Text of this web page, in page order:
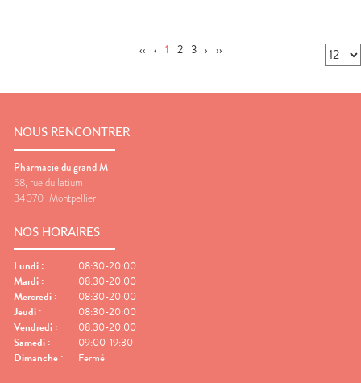
‹‹ ‹ 1 2 3 › ››
NOUS RENCONTRER
Pharmacie du grand M
58, rue du latium
34070 Montpellier
NOS HORAIRES
Lundi :
08:30-20:00
Mardi :
08:30-20:00
Mercredi :
08:30-20:00
Jeudi :
08:30-20:00
Vendredi :
08:30-20:00
Samedi :
09:00-19:30
Dimanche : Fermé